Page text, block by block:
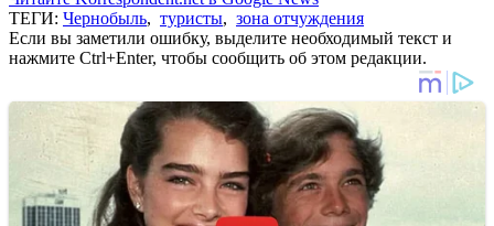
ТЕГИ: Чернобыль, туристы, зона отчуждения
Если вы заметили ошибку, выделите необходимый текст и
нажмите Ctrl+Enter, чтобы сообщить об этом редакции.